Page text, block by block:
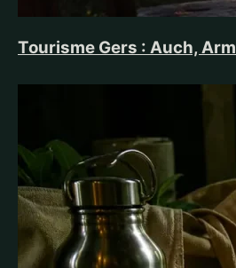
Tourisme Gers : Auch,